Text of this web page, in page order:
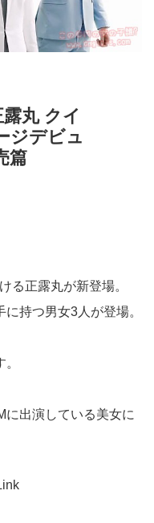
丸 クイ
ジデビュ
篇
る正露丸が新登場。
持つ男女3人が登場。
に出演している美女に